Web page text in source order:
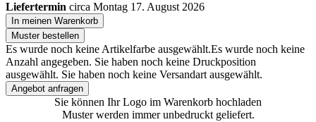
Liefertermin circa Montag 17. August 2026
In meinen Warenkorb
Muster bestellen
Es wurde noch keine Artikelfarbe ausgewählt.Es wurde noch keine
Anzahl angegeben. Sie haben noch keine Druckposition
ausgewählt. Sie haben noch keine Versandart ausgewählt.
Angebot anfragen
Sie können Ihr Logo im Warenkorb hochladen
Muster werden immer unbedruckt geliefert.